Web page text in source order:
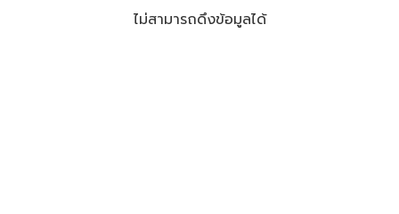
ไม่สามารถดึงข้อมูลได้